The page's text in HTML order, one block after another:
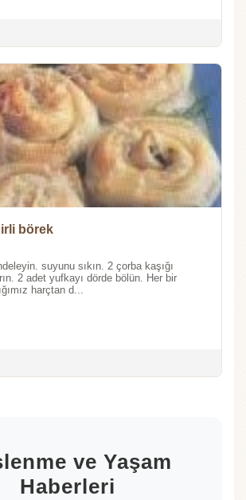
börek
suyunu sıkın. 2 çorba kaşığı
2 adet yufkayı dörde bölün. Her bir
harçtan d...
ve Yaşam
Haberleri